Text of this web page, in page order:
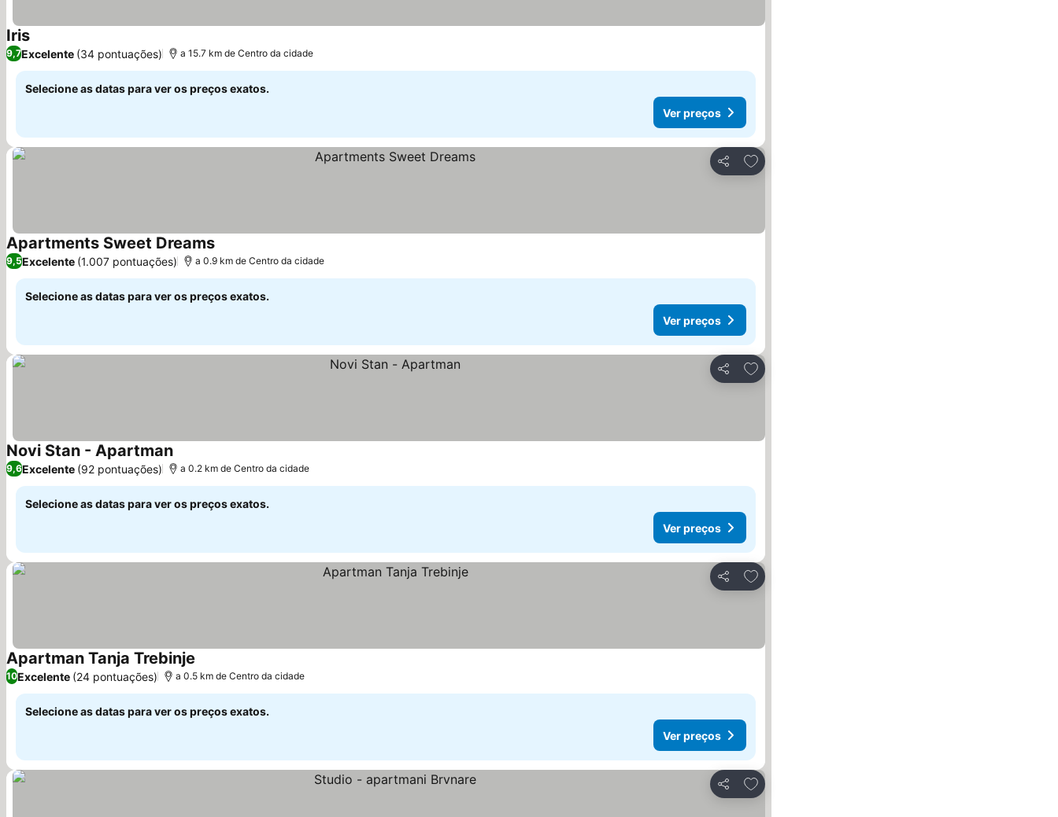
IrisVer preços
9,7Excelente (34 pontuações) a 15.7 km de Centro da cidade
Selecione as datas para ver os preços exatos.
Ver preços
Partilhar
Adicionar aos favoritos
Apartments Sweet DreamsVer preços
9,5Excelente (1.007 pontuações) a 0.9 km de Centro da cidade
Selecione as datas para ver os preços exatos.
Ver preços
Partilhar
Adicionar aos favoritos
Novi Stan - ApartmanVer preços
9,6Excelente (92 pontuações) a 0.2 km de Centro da cidade
Selecione as datas para ver os preços exatos.
Ver preços
Partilhar
Adicionar aos favoritos
Apartman Tanja Trebinje
10Excelente (24 pontuações) a 0.5 km de Centro da cidade
Selecione as datas para ver os preços exatos.
Ver preços
Partilhar
Adicionar aos favoritos